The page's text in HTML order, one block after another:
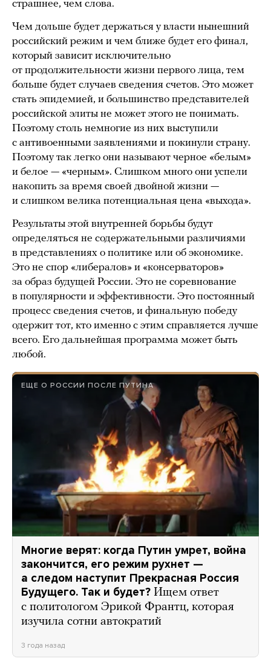
страшнее, чем слова.
Чем дольше будет держаться у власти нынешний
российский режим и чем ближе будет его финал,
который зависит исключительно
от продолжительности жизни первого лица, тем
больше будет случаев сведения счетов. Это может
стать эпидемией, и большинство представителей
российской элиты не может этого не понимать.
Поэтому столь немногие из них выступили
с антивоенными заявлениями и покинули страну.
Поэтому так легко они называют черное «белым»
и белое — «черным». Слишком много они успели
накопить за время своей двойной жизни —
и слишком велика потенциальная цена «выхода».
Результаты этой внутренней борьбы будут
определяться не содержательными различиями
в представлениях о политике или об экономике.
Это не спор «либералов» и «консерваторов»
за образ будущей России. Это не соревнование
в популярности и эффективности. Это постоянный
процесс сведения счетов, и финальную победу
одержит тот, кто именно с этим справляется лучше
всего. Его дальнейшая программа может быть
любой.
ЕЩЕ О РОССИИ ПОСЛЕ ПУТИНА
Многие верят: когда Путин умрет, война
закончится, его режим рухнет —
а следом наступит Прекрасная Россия
Будущего. Так и будет? Ищем ответ
с политологом Эрикой Франтц, которая
изучила сотни автократий
3 года назад